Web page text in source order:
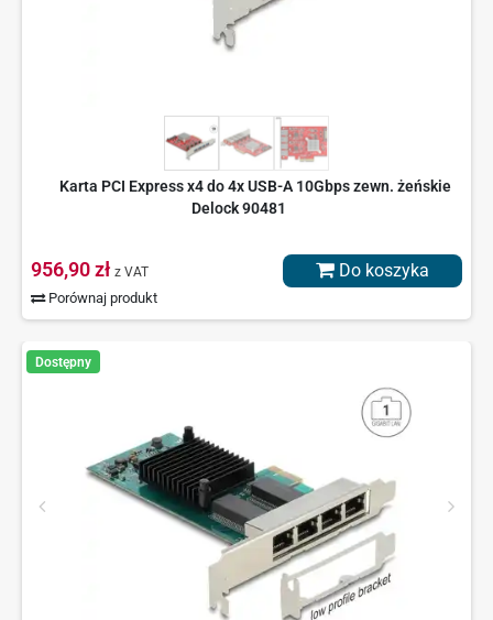
Karta PCI Express x4 do 4x USB-A 10Gbps zewn. żeńskie
Delock 90481
956,90 zł z VAT
Porównaj produkt
Do koszyka
Dostępny